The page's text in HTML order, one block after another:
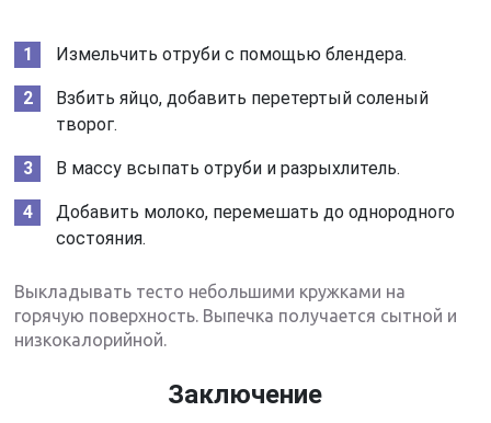
Измельчить отруби с помощью блендера.
Взбить яйцо, добавить перетертый соленый
творог.
В массу всыпать отруби и разрыхлитель.
Добавить молоко, перемешать до однородного
состояния.
Выкладывать тесто небольшими кружками на
горячую поверхность. Выпечка получается сытной и
низкокалорийной.
Заключение